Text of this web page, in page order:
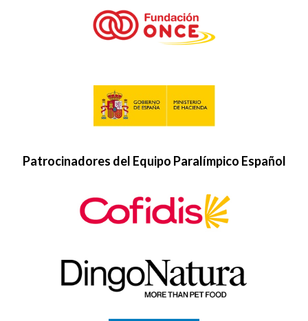
Patrocinadores del Equipo Paralímpico Español